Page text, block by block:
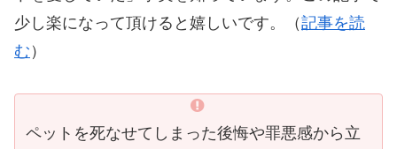
少し楽になって頂けると嬉しいです。（記事を読
む ）
ペットを死なせてしまった後悔や罪悪感から立